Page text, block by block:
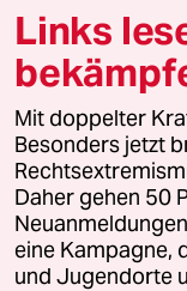
Öko
Gesellschaft
Kultur
Sport
Berlin
Links
Mit doppelter
Besonders jetzt
Daher gehen 50
eine Kampagne,
und Jugendorte